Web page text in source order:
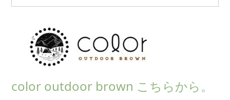
color outdoor brown こちらから。